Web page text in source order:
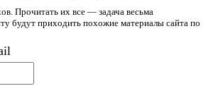
Прочитать их все — задача весьма
будут приходить похожие материалы сайта по